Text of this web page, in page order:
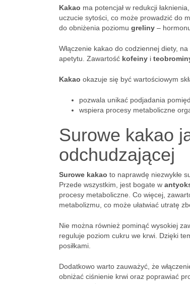
Kakao ma potencjał w redukcji
uczucie sytości, co może prowadzić do
do obniżenia poziomu greliny –
Włączenie kakao do codziennej diety,
apetytu. Zawartość kofeiny i
Kakao okazuje się być wartościowym
pozwala unikać podjadania
wspiera procesy metaboliczne
Surowe kakao
odchudzającej
Surowe kakao to naprawdę niezwykłe
Przede wszystkim, jest bogate w
procesy metaboliczne. Co więcej,
metabolizmu, co może ułatwiać utratę
Nie można również pominąć wysokiej
reguluje poziom cukru we krwi. Dzięki
posiłkami.
Dodatkowo warto zauważyć, że
obniżać ciśnienie krwi oraz poprawiać